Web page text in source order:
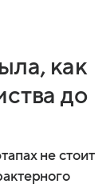
как
до
не стоит